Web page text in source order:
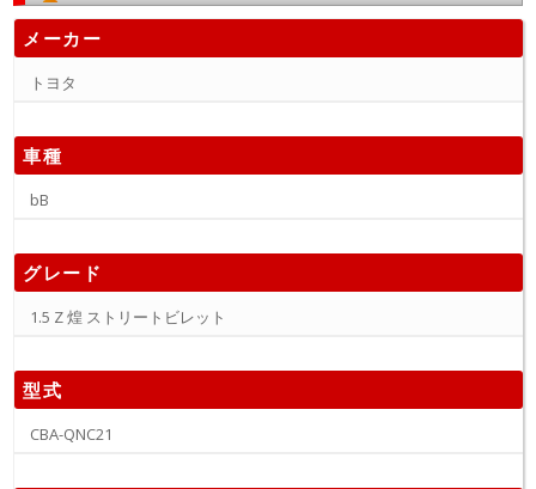
メーカー
トヨタ
車種
bB
グレード
1.5 Z 煌 ストリートビレット
型式
CBA-QNC21